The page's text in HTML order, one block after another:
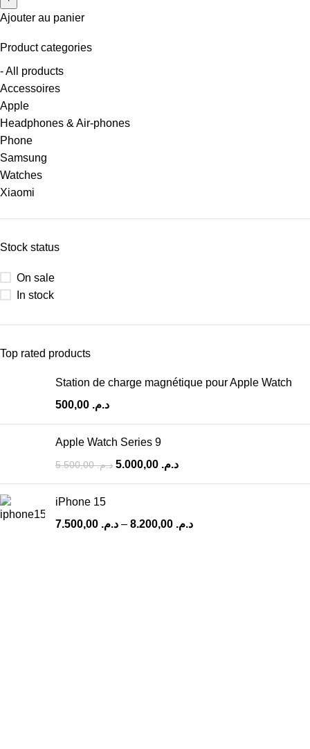
Product categories
- All products
Accessoires
Apple
Headphones & Air-phones
Phone
Samsung
Watches
Xiaomi
Stock status
On sale
In stock
Top rated products
Station de charge magnétique pour Apple Watch
د.م.
Apple Watch Series 9
د.م.5.500,00 د.م.
iPhone 15
د.م. – د.م.
Ajouter au panier